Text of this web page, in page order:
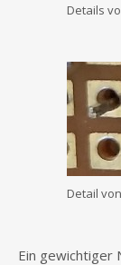
Details
Detail
Ein gewichtiger